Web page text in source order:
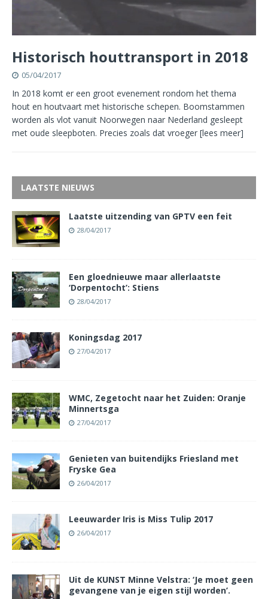
Historisch houttransport in 2018
05/04/2017
In 2018 komt er een groot evenement rondom het thema
hout en houtvaart met historische schepen. Boomstammen
worden als vlot vanuit Noorwegen naar Nederland gesleept
met oude sleepboten. Precies zoals dat vroeger [lees meer]
LAATSTE NIEUWS
Laatste uitzending van GPTV een feit
28/04/2017
Een gloednieuwe maar allerlaatste
‘Dorpentocht’: Stiens
28/04/2017
Koningsdag 2017
27/04/2017
WMC, Zegetocht naar het Zuiden: Oranje
Minnertsga
27/04/2017
Genieten van buitendijks Friesland met
Fryske Gea
26/04/2017
Leeuwarder Iris is Miss Tulip 2017
26/04/2017
Uit de KUNST Minne Velstra: ‘Je moet geen
gevangene van je eigen stijl worden’.